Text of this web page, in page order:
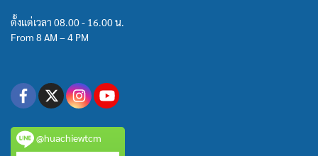
ตั้งแต่เวลา 08.00 - 16.00 น.
From 8 AM – 4 PM
@huachiewtcm